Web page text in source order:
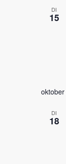
DI
15
DI
18